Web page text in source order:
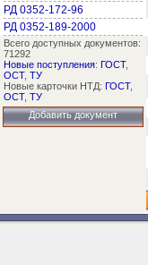
РД 0352-172-96
РД 0352-189-2000
Всего доступных документов:
71292
Новые поступления: ГОСТ,
ОСТ, ТУ
Новые карточки НТД: ГОСТ,
ОСТ, ТУ
Добавить документ